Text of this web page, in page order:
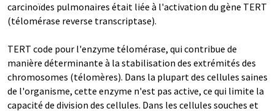
carcinoïdes pulmonaires était liée à l'activation du gène TERT
(télomérase reverse transcriptase).
TERT code pour l'enzyme télomérase, qui contribue de
manière déterminante à la stabilisation des extrémités des
chromosomes (télomères). Dans la plupart des cellules saines
de l'organisme, cette enzyme n'est pas active, ce qui limite la
capacité de division des cellules. Dans les cellules souches et